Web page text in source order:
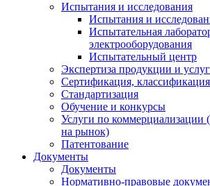
Испытания и исследования
Испытания и
Испытательная
электрооборудования
Испытательный центр
Экспертиза продукции и услуг
Сертификация,
Стандартизация
Обучение и конкурсы
Услуги по коммерциализации
на рынок)
Патентование
Документы
Документы
Нормативно-правовые